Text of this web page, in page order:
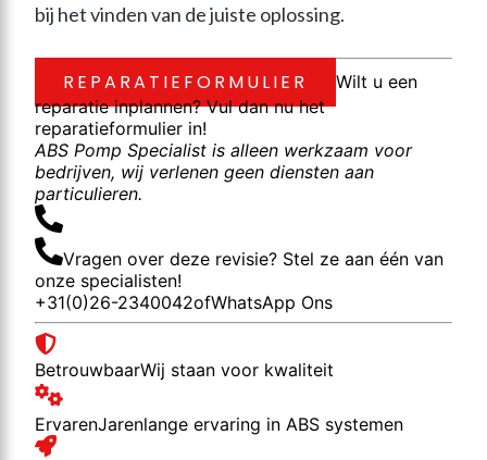
bij het vinden van de juiste oplossing.
REPARATIEFORMULIER
Wilt u een
reparatie inplannen? Vul dan nu het
reparatieformulier in!
ABS Pomp Specialist is alleen werkzaam voor
bedrijven, wij verlenen geen diensten aan
particulieren.
Vragen over deze revisie? Stel ze aan één van
onze specialisten!
+31(0)26-2340042ofWhatsApp Ons
BetrouwbaarWij staan voor kwaliteit
ErvarenJarenlange ervaring in ABS systemen